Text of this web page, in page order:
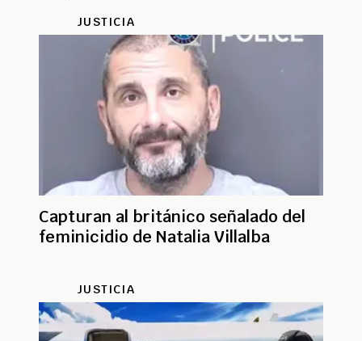
JUSTICIA
Capturan al británico señalado del
feminicidio de Natalia Villalba
JUSTICIA